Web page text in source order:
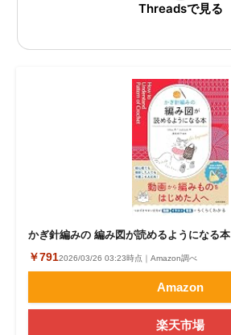
ビジネスと働き方のヒント
AI活用のいまが分かる
企業ITのトレンドを詳説
経営リーダーのコミュニティ
マーケ×ITの今がよく分かる
ITエンジニア向け専門サイト
IT製品の技術・比較・事例
製造業のIT導入・活用を支援
モノづくり技術者専門サイト
Threadsで見る
かぎ針編みの 編み図が読めるようになる本
￥7912026/03/26 03:23時点｜Amazon調べ
Amazon
楽天市場